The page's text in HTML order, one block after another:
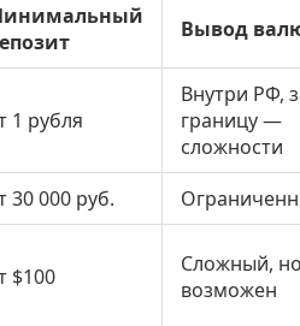
Вывод
1 рубля
Внутри РФ,
границу —
сложности
30 000 руб.
$100
Сложный, но
возможен